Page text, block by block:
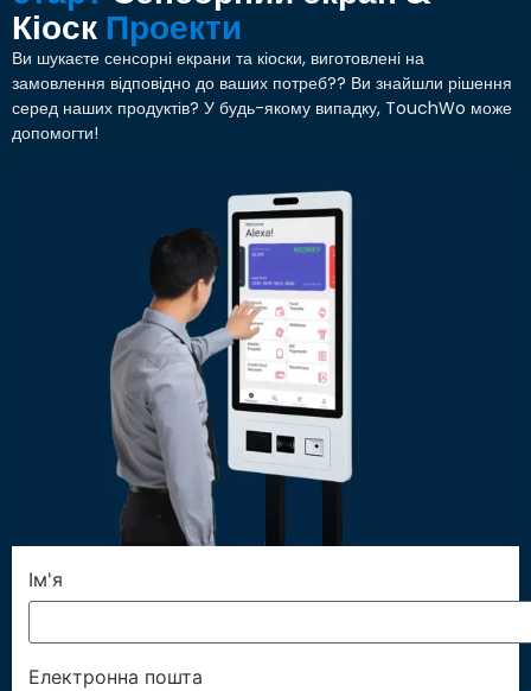
Кіоск Проекти
Ви шукаєте сенсорні екрани та кіоски, виготовлені на
замовлення відповідно до ваших потреб?? Ви знайшли рішення
серед наших продуктів? У будь-якому випадку, TouchWo може
допомогти!
Ім'я
Електронна пошта